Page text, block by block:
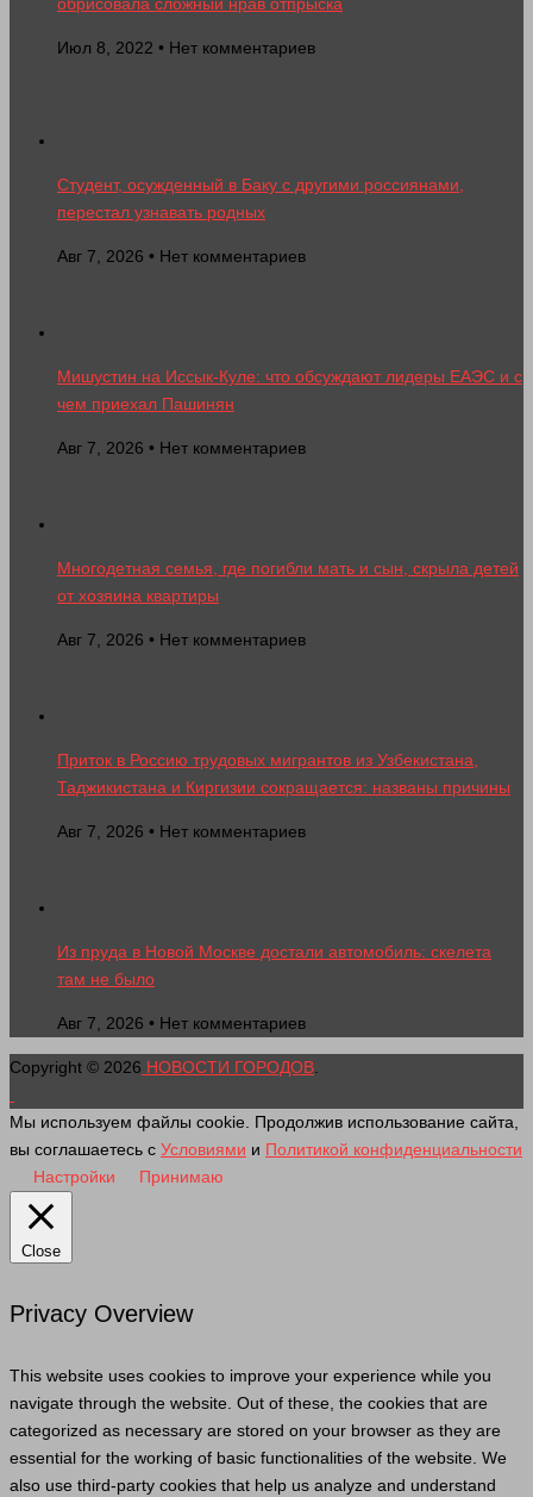
Июл 8, 2022 • Нет комментариев
Студент, осужденный в Баку с другими россиянами,
перестал узнавать родных
Авг 7, 2026 • Нет комментариев
Мишустин на Иссык-Куле: что обсуждают лидеры ЕАЭС и с
чем приехал Пашинян
Авг 7, 2026 • Нет комментариев
Многодетная семья, где погибли мать и сын, скрыла детей
от хозяина квартиры
Авг 7, 2026 • Нет комментариев
Приток в Россию трудовых мигрантов из Узбекистана,
Таджикистана и Киргизии сокращается: названы причины
Авг 7, 2026 • Нет комментариев
Из пруда в Новой Москве достали автомобиль: скелета
там не было
Авг 7, 2026 • Нет комментариев
Copyright © 2026 НОВОСТИ ГОРОДОВ
Мы используем файлы cookie. Продолжив использование сайта,
вы соглашаетесь с Условиями и Политикой конфиденциальности
Настройки
Принимаю
Close
Privacy Overview
This website uses cookies to improve your experience while you
navigate through the website. Out of these, the cookies that are
categorized as necessary are stored on your browser as they are
essential for the working of basic functionalities of the website. We
also use third-party cookies that help us analyze and understand